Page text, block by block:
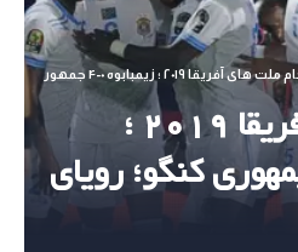
های آفریقا ۲۰۱۹ ؛ زیمبابوه ۰-۴ جمهوری کنگو؛ رویای صعود با باکامبو
جام ملت های آفریقا ۲۰۱۹ ؛
۰-۴ جمهوری کنگو؛ رویای